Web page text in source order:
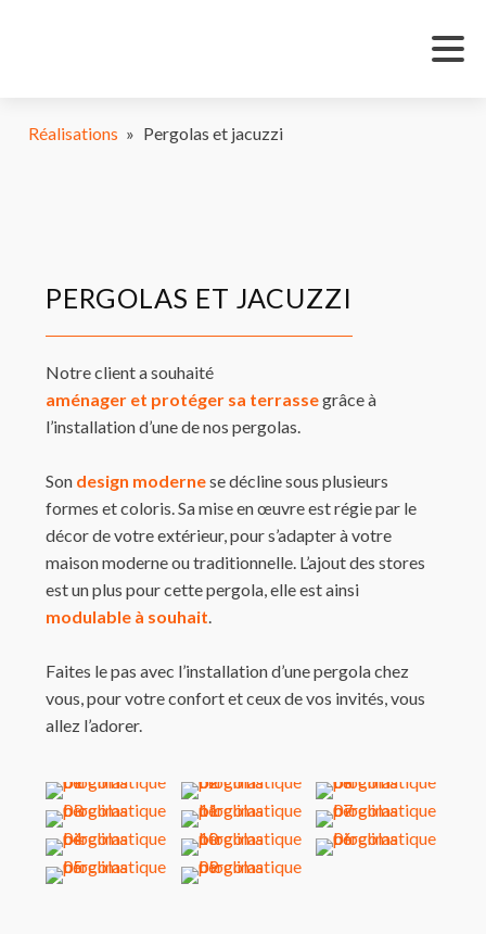
Réalisations » Pergolas et jacuzzi
PERGOLAS ET JACUZZI
Notre client a souhaité
aménager et protéger sa terrassegrâce à
l’installation d’une de nos pergolas.
Son design modernese décline sous plusieurs
formes et coloris. Sa mise en œuvre est régie par le
décor de votre extérieur, pour s’adapter à votre
maison moderne ou traditionnelle. L’ajout des stores
est un plus pour cette pergola, elle est ainsi
modulable à souhait
Faites le pas avec l’installation d’une pergola chez
vous, pour votre confort et ceux de vos invités, vous
allez l’adorer.